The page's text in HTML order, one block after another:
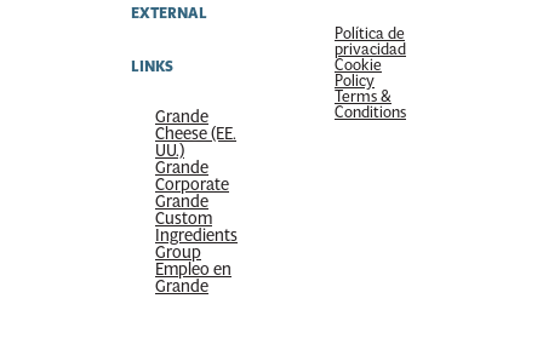
EXTERNAL
LINKS
Grande
Cheese (EE.
UU.)
Grande
Corporate
Grande
Custom
Ingredients
Group
Empleo en
Grande
Política de
privacidad
Cookie
Policy
Terms &
Conditions